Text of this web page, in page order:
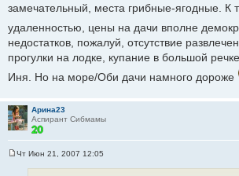
е
и
е
замечательный, места грибные-ягодные. К
удаленностью, цены на дачи вполне
недостатков, пожалуй, отсутствие
прогулки на лодке, купание в большой
Иня. Но на море/Оби дачи намного дороже
Арина23
Аспирант Сибмамы
Чт Июн 21, 2007 12:05